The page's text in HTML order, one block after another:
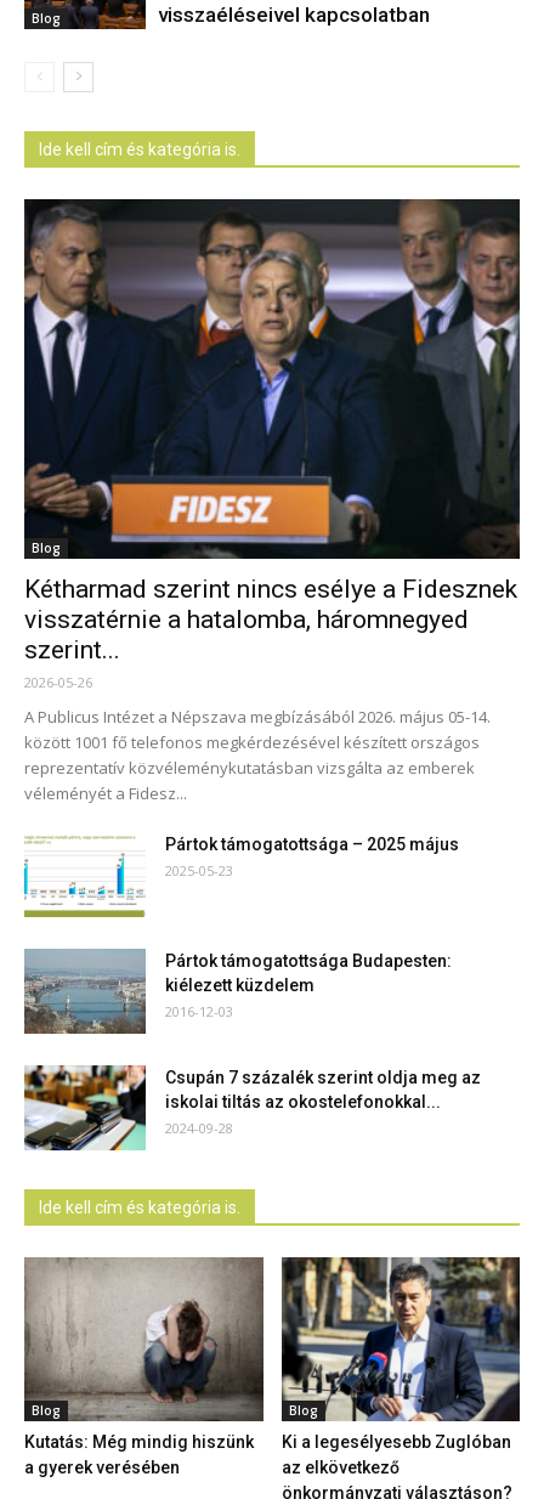
Blog
visszaéléseivel kapcsolatban
Ide kell cím és kategória is.
Blog
Kétharmad szerint nincs esélye a Fidesznek
visszatérnie a hatalomba, háromnegyed
szerint...
2026-05-26
A Publicus Intézet a Népszava megbízásából 2026. május 05-14.
között 1001 fő telefonos megkérdezésével készített országos
reprezentatív közvéleménykutatásban vizsgálta az emberek
véleményét a Fidesz...
Pártok támogatottsága – 2025 május
2025-05-23
Pártok támogatottsága Budapesten:
kiélezett küzdelem
2016-12-03
Csupán 7 százalék szerint oldja meg az
iskolai tiltás az okostelefonokkal...
2024-09-28
Ide kell cím és kategória is.
Blog
Kutatás: Még mindig hiszünk
a gyerek verésében
Blog
Ki a legesélyesebb Zuglóban
az elkövetkező
önkormányzati választáson?